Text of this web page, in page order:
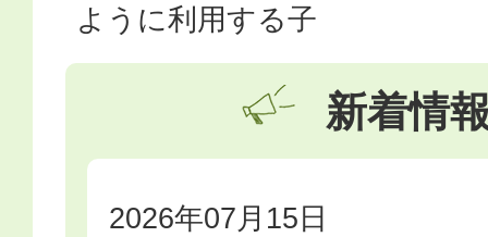
ように利用する子
新着情
2026年07月15日